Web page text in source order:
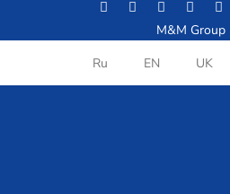
M&M Group
UK
EN
Ru